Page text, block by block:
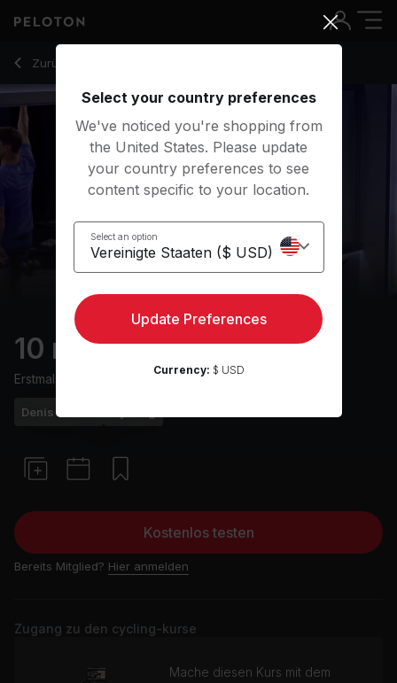
Zurück zu Cycling-Kurse
Zurück
10 min Climb Ride
Erstmals ausgestrahlt am13/9/22
Denis Morton
Kostenlos testen
Bereits Mitglied? Hier anmelden
Zugang zu den cycling-kurse
Mache diesen Kurs mit dem
10 Min Climb Ride with 6-Minute Climb - Denis Morton
Select your country preferences
We've noticed you're shopping from
the United States. Please update
your country preferences to see
content specific to your location.
Select an option
Update Preferences
Currency: $ USD